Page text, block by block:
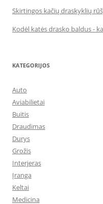
Skirtingos kačių draskyklių
Kodėl katės drasko baldus -
KATEGORIJOS
Auto
Aviabilietai
Buitis
Draudimas
Durys
Grožis
Interjeras
Įranga
Keltai
Medicina